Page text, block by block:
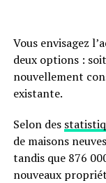
Vous envisagez
deux options :
nouvellement
existante.
Selon des
de maisons
tandis que 876
nouveaux